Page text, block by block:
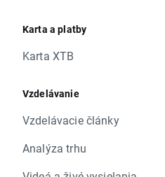
Karta a platby
Karta XTB
Vzdelávanie
Vzdelávacie články
Analýza trhu